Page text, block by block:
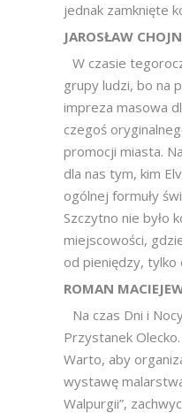
jednak zamknięte
JAROSŁAW
W czasie
grupy ludzi, bo na
impreza masowa
czegoś
promocji miasta.
dla nas tym, kim
ogólnej formuły
Szczytno nie było
miejscowości,
od pieniędzy, tylko
ROMAN
Na czas Dni i
Przystanek
Warto, aby
wystawę
Walpurgii”,